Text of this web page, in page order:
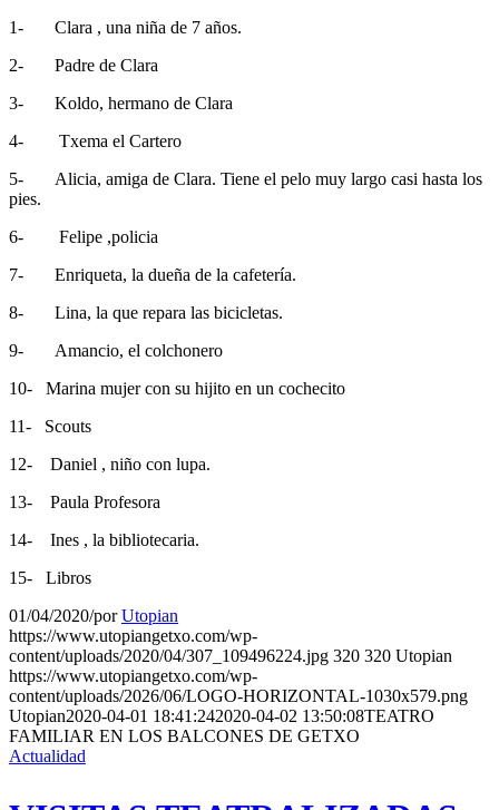
1- Clara , una niña de 7 años.
2- Padre de Clara
3- Koldo, hermano de Clara
4- Txema el Cartero
5- Alicia, amiga de Clara. Tiene el pelo muy largo casi hasta los
pies.
6- Felipe ,policia
7- Enriqueta, la dueña de la cafetería.
8- Lina, la que repara las bicicletas.
9- Amancio, el colchonero
10- Marina mujer con su hijito en un cochecito
11- Scouts
12- Daniel , niño con lupa.
13- Paula Profesora
14- Ines , la bibliotecaria.
15- Libros
01/04/2020/porUtopian
https://www.utopiangetxo.com/wp-
content/uploads/2020/04/307_109496224.jpg 320 320 Utopian
https://www.utopiangetxo.com/wp-
content/uploads/2026/06/LOGO-HORIZONTAL-1030x579.png
Utopian2020-04-01 18:41:242020-04-02 13:50:08TEATRO
FAMILIAR EN LOS BALCONES DE GETXO
Actualidad